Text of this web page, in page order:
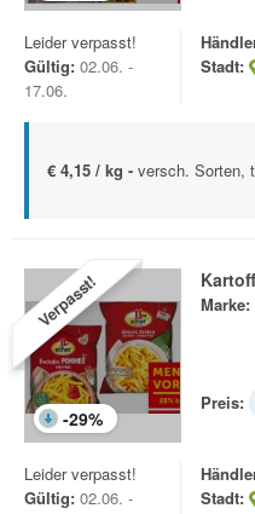
Leider verpasst!
Gültig: 02.06. -
17.06.
Stadt:
€ 4,15 / kg - versch. Sorten,
Verpasst!
-29%
Marke:
Preis:
Leider verpasst!
Gültig: 02.06. -
Stadt: